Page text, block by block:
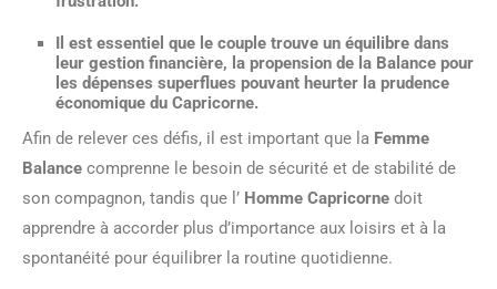
Il est essentiel que le couple trouve un équilibre dans
leur gestion financière, la propension de la Balance pour
les dépenses superflues pouvant heurter la prudence
économique du Capricorne.
Afin de relever ces défis, il est important que la Femme
Balance comprenne le besoin de sécurité et de stabilité de
son compagnon, tandis que l’ Homme Capricorne doit
apprendre à accorder plus d’importance aux loisirs et à la
spontanéité pour équilibrer la routine quotidienne.